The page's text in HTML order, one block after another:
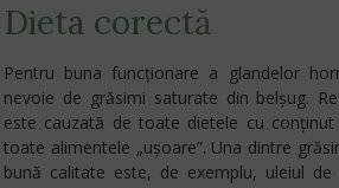
Dieta corectă
Pentru buna funcționare a glandelor
nevoie de grăsimi saturate din belșug.
este cauzată de toate dietele cu
toate alimentele „ușoare”. Una dintre
bună calitate este, de exemplu, uleiul